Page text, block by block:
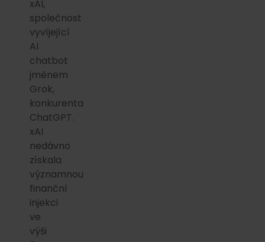
xAI,
společnost
vyvíjející
AI
chatbot
jménem
Grok,
konkurenta
ChatGPT.
xAI
nedávno
získala
významnou
finanční
injekci
ve
výši